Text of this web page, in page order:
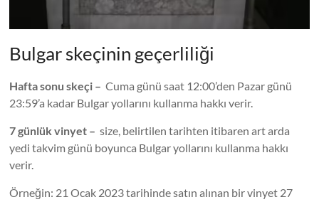
Bulgar skeçinin geçerliliği
Hafta sonu skeçi – Cuma günü saat 12:00’den Pazar günü
23:59’a kadar Bulgar yollarını kullanma hakkı verir.
7 günlük vinyet – size, belirtilen tarihten itibaren art arda
yedi takvim günü boyunca Bulgar yollarını kullanma hakkı
verir.
Örneğin: 21 Ocak 2023 tarihinde satın alınan bir vinyet 27